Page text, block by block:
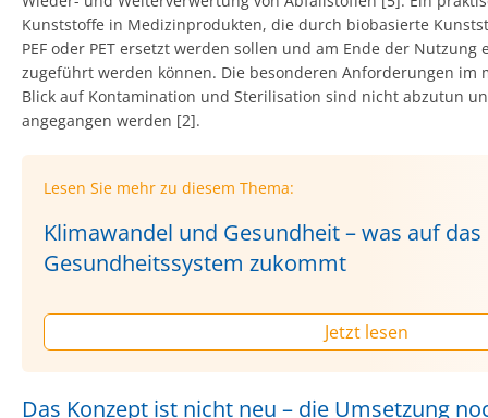
Kunststoffe in Medizinprodukten, die durch biobasierte
PEF oder PET ersetzt werden sollen und am Ende der Nutzung
zugeführt werden können. Die besonderen Anforderungen im
Blick auf Kontamination und Sterilisation sind nicht abzutun
angegangen werden [2].
Lesen Sie mehr zu diesem Thema:
Klimawandel und Gesundheit – was auf
Gesundheitssystem zukommt
Jetzt lesen
Das Konzept ist nicht neu – die Umsetzung